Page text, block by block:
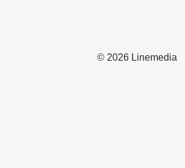
© 2026 Linemedia